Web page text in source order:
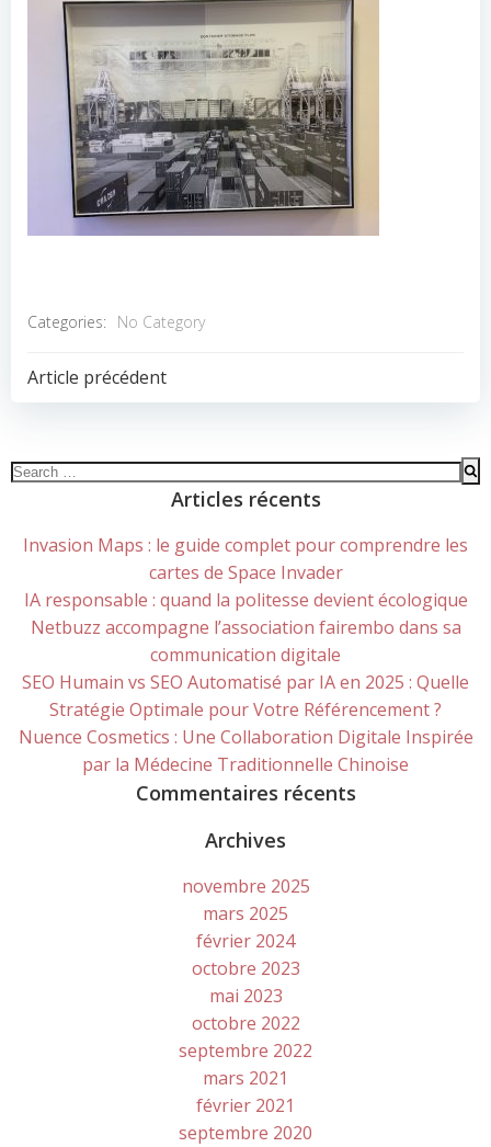
Categories: No Category
POST
Article précédent
Search
Articles récents
Invasion Maps : le guide complet pour comprendre les
cartes de Space Invader
IA responsable : quand la politesse devient écologique
Netbuzz accompagne l’association fairembo dans sa
communication digitale
SEO Humain vs SEO Automatisé par IA en 2025 : Quelle
Stratégie Optimale pour Votre Référencement ?
Nuence Cosmetics : Une Collaboration Digitale Inspirée
par la Médecine Traditionnelle Chinoise
Commentaires récents
Archives
novembre 2025
mars 2025
février 2024
octobre 2023
mai 2023
octobre 2022
septembre 2022
mars 2021
février 2021
septembre 2020